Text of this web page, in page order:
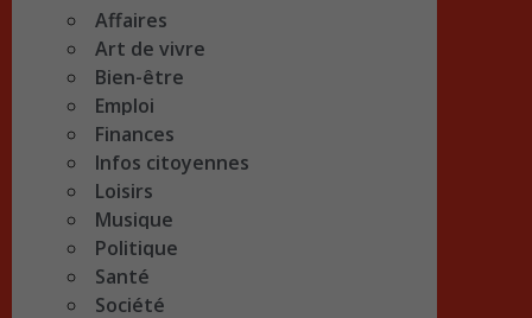
Affaires
Art de vivre
Bien-être
Emploi
Finances
Infos citoyennes
Loisirs
Musique
Politique
Santé
Société